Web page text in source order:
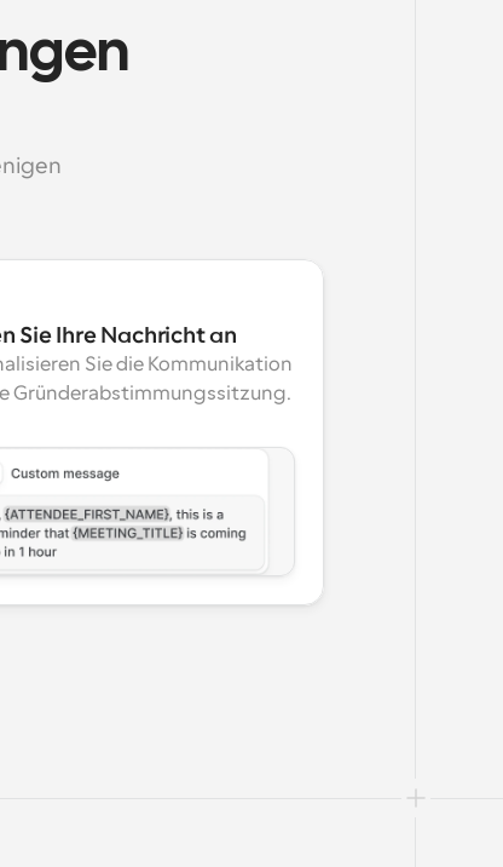
Sie Ihre Nachricht an
Sie die Kommunikation
Gründerabstimmungssitzung.